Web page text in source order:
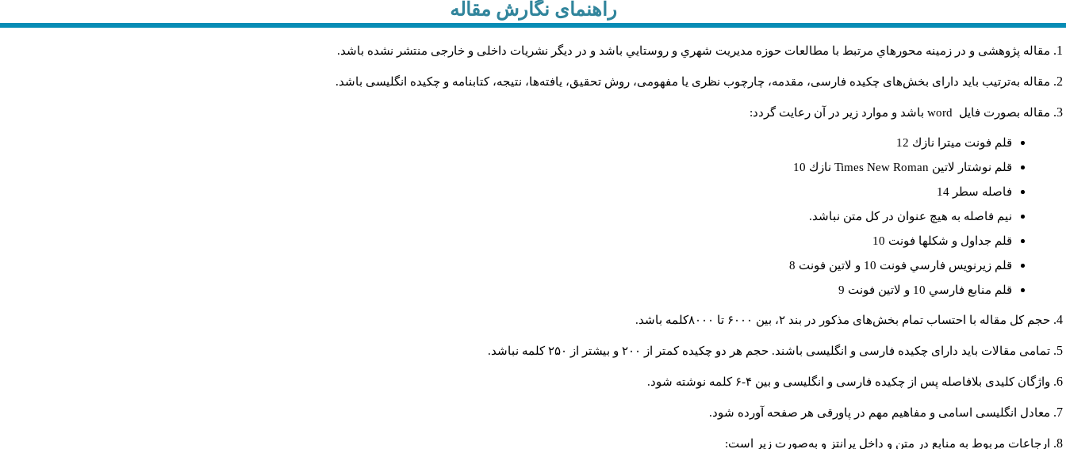
راهنمای نگارش مقاله
مقاله پژوهشی و در زمینه محورهاي مرتبط با مطالعات حوزه مديريت شهري و روستايي باشد و در دیگر نشریات داخلی و خارجی منتشر نشده باشد.
مقاله به‌ترتیب باید دارای بخش‌های چکیده فارسی، مقدمه، چارچوب نظری یا مفهومی، روش تحقیق، یافته‌ها، نتیجه، کتابنامه و چکیده انگلیسی باشد.
مقاله بصورت فايل word باشد و موارد زير در آن رعايت گردد:
قلم فونت ميترا نازك 12
قلم نوشتار لاتين Times New Roman نازك 10
فاصله سطر 14
نيم فاصله به هيچ عنوان در كل متن نباشد.
قلم جداول و شكلها فونت 10
قلم زيرنويس فارسي فونت 10 و لاتين فونت 8
قلم منابع فارسي 10 و لاتين فونت 9
حجم کل مقاله با احتساب تمام بخش‌های مذکور در بند ۲، بین ۶۰۰۰ تا ۸۰۰۰کلمه باشد.
تمامی مقالات باید دارای چکیده فارسی و انگلیسی باشند. حجم هر دو چکیده کمتر از ۲۰۰ و بیشتر از ۲۵۰ کلمه نباشد.
واژگان کلیدی بلافاصله پس از چکیده فارسی و انگلیسی و بین ۴-۶ کلمه نوشته شود.
معادل انگلیسی اسامی و مفاهیم مهم در پاورقی هر صفحه آورده شود.
ارجاعات مربوط به منابع در متن و داخل پرانتز و به‌صورت زیر است: